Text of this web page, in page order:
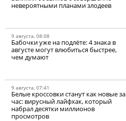
невероятными планами злодеев
9 августа, 08:08
Бабочки уже на подлёте: 4 знака в
августе могут влюбиться быстрее,
чем думают
9 августа, 07:41
Белые кроссовки станут как новые за
час: вирусный лайфхак, который
набрал десятки миллионов
просмотров